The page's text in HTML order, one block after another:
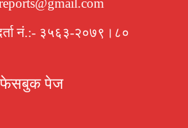
नं.:- ३५६३-२०७९।८०
फेसबुक पेज